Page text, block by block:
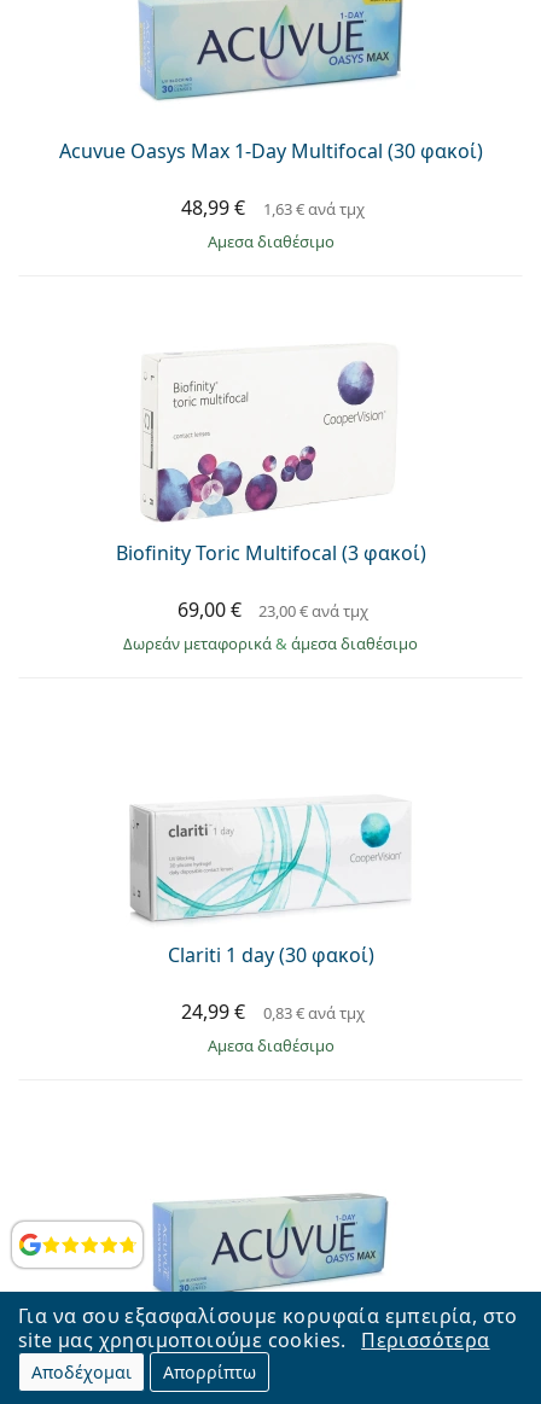
Για να σου εξασφαλίσουμε κορυφαία εμπειρία, στο
site μας χρησιμοποιούμε cookies.
Περισσότερα
Αποδέχομαι Απορρίπτω
Αξιολογήσεις
Acuvue Oasys Max 1-Day Multifocal (30 φακοί)
48,99 € 1,63 €ανά τμχ
άμεσα διαθέσιμο
Biofinity Toric Multifocal (3 φακοί)
69,00 € 23,00 €ανά τμχ
Δωρεάν μεταφορικά & άμεσα διαθέσιμο
Clariti 1 day (30 φακοί)
24,99 € 0,83 €ανά τμχ
άμεσα διαθέσιμο
Acuvue Oasys Max 1-Day (30 φακοί)